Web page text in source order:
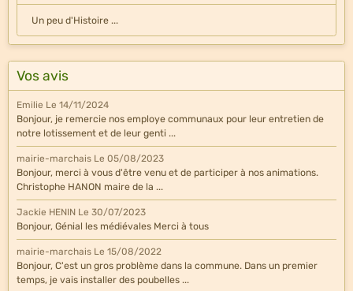
Un peu d'Histoire ...
Vos avis
Emilie Le 14/11/2024
Bonjour, je remercie nos employe communaux pour leur entretien de
notre lotissement et de leur genti ...
mairie-marchais Le 05/08/2023
Bonjour, merci à vous d'être venu et de participer à nos animations.
Christophe HANON maire de la ...
Jackie HENIN Le 30/07/2023
Bonjour, Génial les médiévales Merci à tous
mairie-marchais Le 15/08/2022
Bonjour, C'est un gros problème dans la commune. Dans un premier
temps, je vais installer des poubelles ...